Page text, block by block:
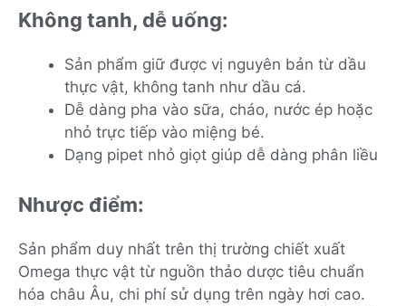
Không tanh, dễ uống:
Sản phẩm giữ được vị nguyên bản từ dầu
thực vật, không tanh như dầu cá.
Dễ dàng pha vào sữa, cháo, nước ép hoặc
nhỏ trực tiếp vào miệng bé.
Dạng pipet nhỏ giọt giúp dễ dàng phân liều
Nhược điểm:
Sản phẩm duy nhất trên thị trường chiết xuất
Omega thực vật từ nguồn thảo dược tiêu chuẩn
hóa châu Âu, chi phí sử dụng trên ngày hơi cao.